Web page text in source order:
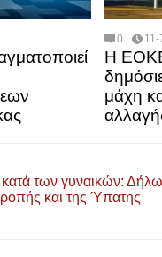
0
Η ΕΟΚΕ
μάχη
κατά των γυναικών:
και της Ύπατης